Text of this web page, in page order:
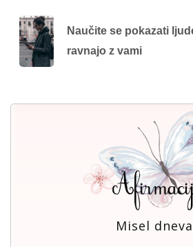
Naučite se pokazati
ravnajo z vami
Misel dneva